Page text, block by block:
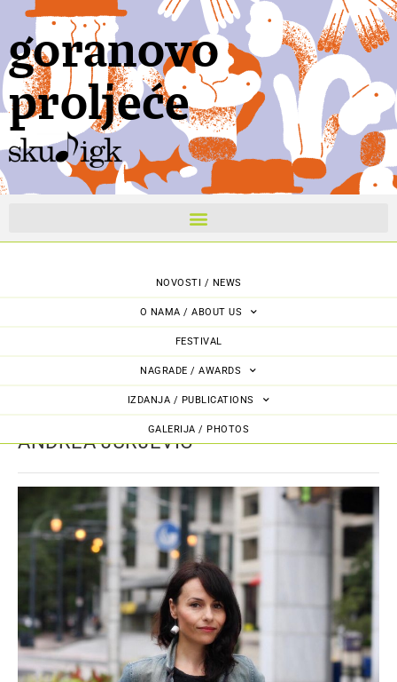
goranovo
proljeće
NOVOSTI / NEWS
O NAMA / ABOUT US
FESTIVAL
NAGRADE / AWARDS
IZDANJA / PUBLICATIONS
GALERIJA / PHOTOS
ANDREA JURJEVIĆ